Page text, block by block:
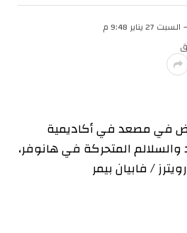
السبت 27 يناير 9:48 م
في مصعد في أكاديمية
المتحركة في هانوفر،